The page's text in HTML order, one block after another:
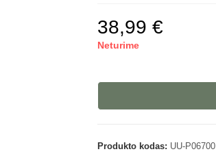
38,99 €
Neturime
Produkto kodas: UU-P06700